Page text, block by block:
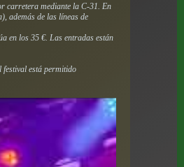
carretera mediante la C-31. En
además de las líneas de
en los 35 €. Las entradas están
festival está permitido